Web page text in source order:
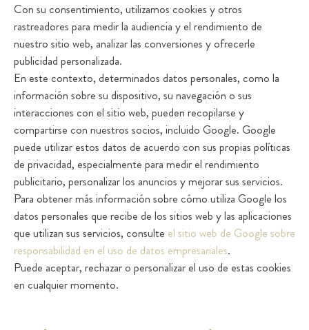
Con su consentimiento, utilizamos cookies y otros
rastreadores para medir la audiencia y el rendimiento de
nuestro sitio web, analizar las conversiones y ofrecerle
publicidad personalizada.
En este contexto, determinados datos personales, como la
información sobre su dispositivo, su navegación o sus
interacciones con el sitio web, pueden recopilarse y
compartirse con nuestros socios, incluido Google. Google
puede utilizar estos datos de acuerdo con sus propias políticas
de privacidad, especialmente para medir el rendimiento
publicitario, personalizar los anuncios y mejorar sus servicios.
Para obtener más información sobre cómo utiliza Google los
datos personales que recibe de los sitios web y las aplicaciones
que utilizan sus servicios, consulte el sitio web de Google sobre
responsabilidad en el uso de datos empresariales.
Puede aceptar, rechazar o personalizar el uso de estas cookies
en cualquier momento.